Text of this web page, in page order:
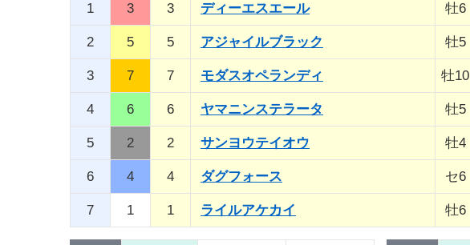
1 3 3 ディーエスエール 牡6
2 5 5 アジャイルブラック 牡5
3 7 7 モダスオペランディ 牡10
4 6 6 ヤマニンステラータ 牡5
5 2 2 サンヨウテイオウ 牡4
6 4 4 ダグフォース セ6
7 1 1 ライルアケカイ 牡6